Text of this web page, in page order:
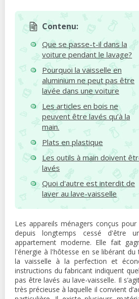
Contenu:
Que se passe-t-il dans la
voiture pendant le lavage?
Pourquoi la vaisselle en
aluminium ne peut pas être
lavée dans une voiture
Les articles en bois ne
peuvent être lavés qu’à la
main.
Plats en plastique
Les outils à main doivent
lavés
Quoi d'autre est interdit de
laver au lave-vaisselle
Les appareils ménagers conçus
depuis longtemps cessé d'être
appartement moderne. Elle fait
l'énergie à l'hôtesse en se libérant du
la vaisselle à la perfection et
instructions du fabricant indiquent
pas être lavés au lave-vaisselle. Il
très précieuse à laquelle il convient